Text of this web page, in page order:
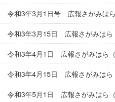
令和3年3月1日号 広報さがみはら
令和3年3月15日 広報さがみはら
令和3年4月1日 広報さがみはら（
令和3年4月15日 広報さがみはら
令和3年5月1日 広報さがみはら（